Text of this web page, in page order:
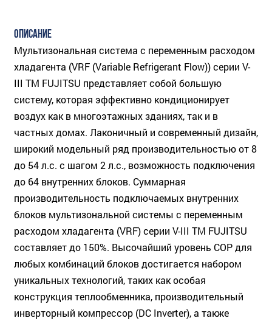
ОПИСАНИЕ
Мультизональная система с переменным расходом
хладагента (VRF (Variable Refrigerant Flow)) серии V-
III ТМ FUJITSU представляет собой большую
систему, которая эффективно кондиционирует
воздух как в многоэтажных зданиях, так и в
частных домах. Лаконичный и современный дизайн,
широкий модельный ряд производительностью от 8
до 54 л.с. с шагом 2 л.с., возможность подключения
до 64 внутренних блоков. Суммарная
производительность подключаемых внутренних
блоков мультизональной системы с переменным
расходом хладагента (VRF) серии V-III ТМ FUJITSU
составляет до 150%. Высочайший уровень COP для
любых комбинаций блоков достигается набором
уникальных технологий, таких как особая
конструкция теплообменника, производительный
инверторный компрессор (DC Inverter), а также